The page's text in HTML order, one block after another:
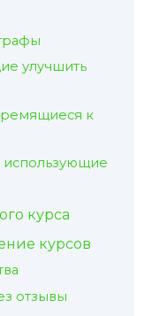
улучшить
к
курса
курсов
отзывы